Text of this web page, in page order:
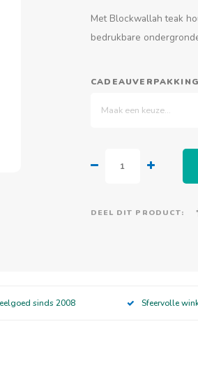
Met Blockwallah teak
bedrukbare
Maak een keuze...
DEEL DIT PRODUCT:
sinds 2008 Sfeervolle